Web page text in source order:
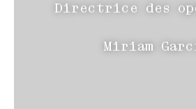
Directrice des
Miriam